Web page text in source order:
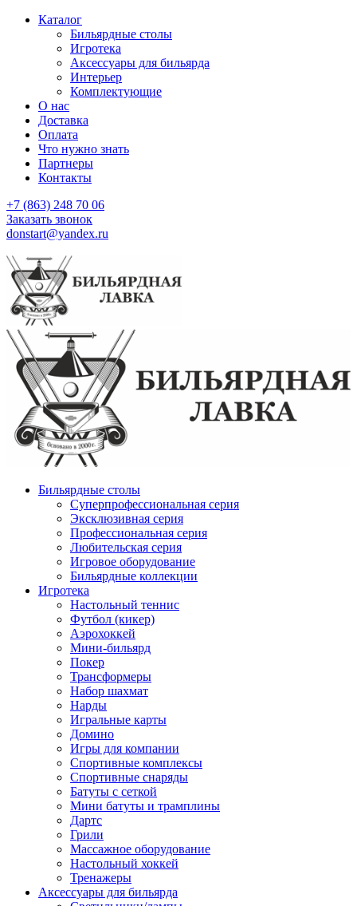
Каталог
Бильярдные столы
Игротека
Аксессуары для бильярда
Интерьер
Комплектующие
О нас
Доставка
Оплата
Что нужно знать
Партнеры
Контакты
+7 (863) 248 70 06
Заказать звонок
donstart@yandex.ru
Бильярдные столы
Суперпрофессиональная серия
Эксклюзивная серия
Профессиональная серия
Любительская серия
Игровое оборудование
Бильярдные коллекции
Игротека
Настольный теннис
Футбол (кикер)
Аэрохоккей
Мини-бильярд
Покер
Трансформеры
Набор шахмат
Нарды
Игральные карты
Домино
Игры для компании
Спортивные комплексы
Спортивные снаряды
Батуты с сеткой
Мини батуты и трамплины
Дартс
Грили
Массажное оборудование
Настольный хоккей
Тренажеры
Аксессуары для бильярда